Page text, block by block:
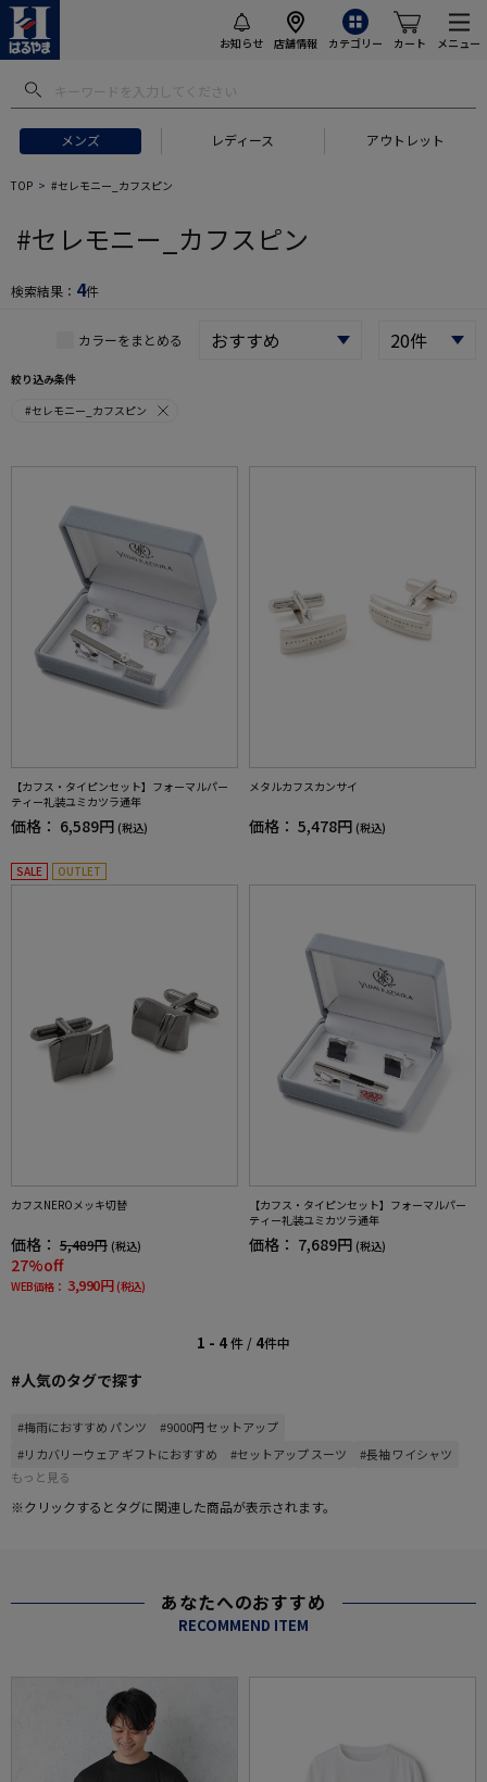
お知らせ 店舗情報 カテゴリー カート メニュー
メンズ レディース アウトレット
TOP #セレモニー_カフスピン
#セレモニー_カフスピン
検索結果： 4件
カラーをまとめる
絞り込み条件
#セレモニー_カフスピン
【カフス・タイピンセット】フォーマルパー
ティー礼装ユミカツラ通年
価格： 6,589円 (税込)
メタルカフスカンサイ
価格： 5,478円 (税込)
SALE OUTLET
カフスNEROメッキ切替
価格： 5,489円 (税込)
27%off
WEB価格： 3,990円 (税込)
【カフス・タイピンセット】フォーマルパー
ティー礼装ユミカツラ通年
価格： 7,689円 (税込)
1 - 4件 / 4件中
#人気のタグで探す
#梅雨におすすめ パンツ
#9000円 セットアップ
#リカバリーウェア ギフトにおすすめ
#セットアップ スーツ
#長袖 ワイシャツ
もっと見る
※クリックするとタグに関連した商品が表示されます。
あなたへのおすすめ
RECOMMEND ITEM